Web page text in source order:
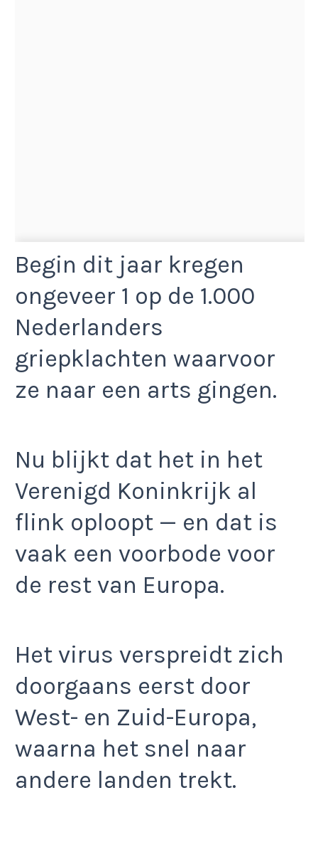
Begin dit jaar kregen
ongeveer 1 op de 1.000
Nederlanders
griepklachten waarvoor
ze naar een arts gingen.
Nu blijkt dat het in het
Verenigd Koninkrijk al
flink oploopt — en dat is
vaak een voorbode voor
de rest van Europa.
Het virus verspreidt zich
doorgaans eerst door
West- en Zuid-Europa,
waarna het snel naar
andere landen trekt.